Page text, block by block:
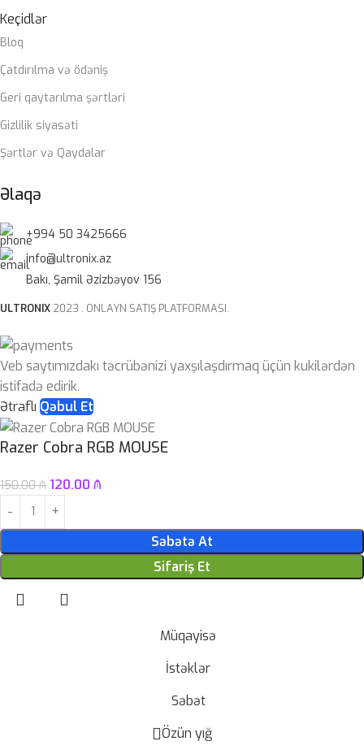
Keçidlər
Bloq
Çatdırılma və ödəniş
Geri qaytarılma şərtləri
Gizlilik siyasəti
Şərtlər və Qaydalar
Əlaqə
+994 50 3425666
info@ultronix.az
Bakı, Şamil Əzizbəyov 156
ULTRONIX 2023 . ONLAYN SATIŞ PLATFORMASI.
Veb saytımızdakı təcrübənizi yaxşılaşdırmaq üçün kukilərdən
istifadə edirik.
Ətraflı Qəbul Et
Razer Cobra RGB MOUSE
150.00₼ 120.00 ₼
Səbətə At
Sifariş Et
Müqayisə
İstəklər
Səbət
Özün yığ